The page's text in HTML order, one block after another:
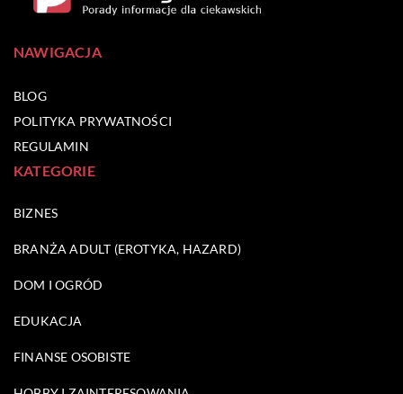
NAWIGACJA
BLOG
POLITYKA PRYWATNOŚCI
REGULAMIN
KATEGORIE
BIZNES
BRANŻA ADULT (EROTYKA, HAZARD)
DOM I OGRÓD
EDUKACJA
FINANSE OSOBISTE